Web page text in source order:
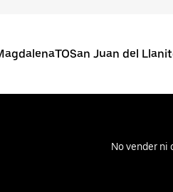
Juan del
No vender